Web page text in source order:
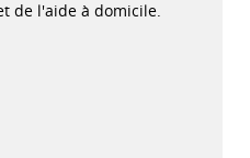
de l'aide à domicile.